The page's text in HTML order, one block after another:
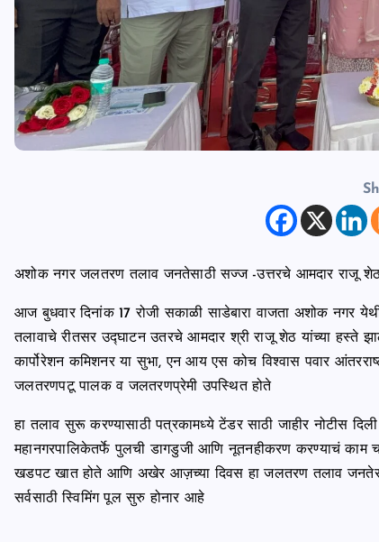
अशोक नगर जलतरण तलाव जनतेसाठी सज्ज -उत्तरचे आमदार राजू
आज बुधवार दिनांक 17 रोजी सकाळी साडेबारा वाजता अशोक नगर
तलावाचे रीतसर उद्घाटन उतरचे आमदार श्री राजू शेठ यांच्या हस्ते
कार्पोरेशन कमिशनर या सुभा, एन आय एस कोच विश्वास पवार
जलतरणपटू पालक व जलतरणप्रेमी उपस्थित होते
हा तलाव सुरू करण्यासाठी पत्रकामध्ये टेंडर साठी जाहीर नोटीस
महानगरपालिकेतर्फे पुलची डागडुजी आणि नूतनहीकरण करण्याचं काम
खडपट खात होते आणि अखेर आज़च्या दिवस हा जलतरण तलाव
सर्वसाठी स्विमिंग पूल सुरु होनार आहे